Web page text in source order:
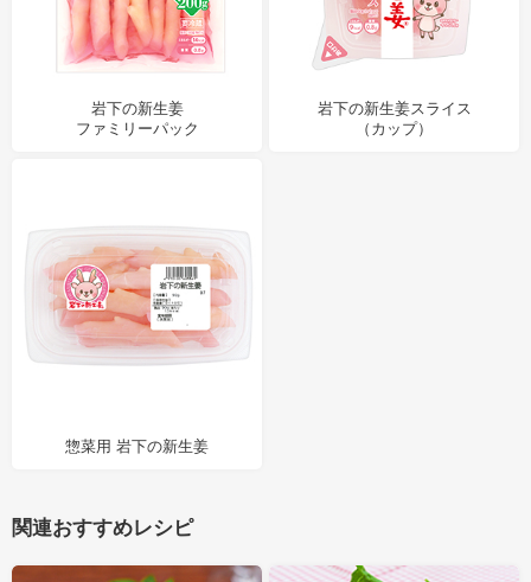
岩下の新生姜
ファミリーパック
岩下の新生姜スライス
（カップ）
惣菜用 岩下の新生姜
関連おすすめレシピ